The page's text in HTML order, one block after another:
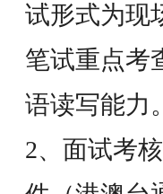
试形式为现
笔试重点考
语读写能力。
2、面试考